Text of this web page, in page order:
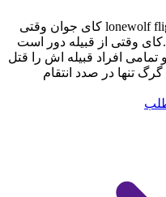
بازی جدید گرگ تنها lonewolf flight from the dark کای جوان وقتی
وقتی از قبیله دور است
تمامی افراد قبیله اش را قتل
تنها در صدد انتقام